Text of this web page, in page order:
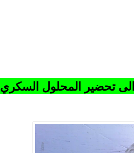
تحضير المحلول السكري